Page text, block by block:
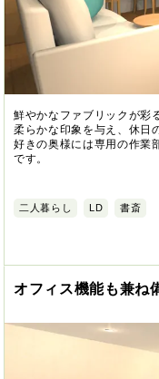
鮮やかなファブリックが彩
柔らかな印象を与え、休日
好きの奥様には専用の作業
です。
二人暮らし LD 書斎
オフィス機能も兼ね